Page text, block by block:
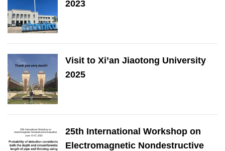
2023
Visit to Xi’an Jiaotong University
2025
25th International Workshop on
Electromagnetic Nondestructive